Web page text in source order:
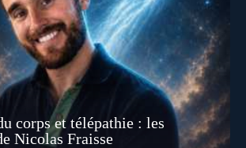
corps et télépathie : les
Nicolas Fraisse